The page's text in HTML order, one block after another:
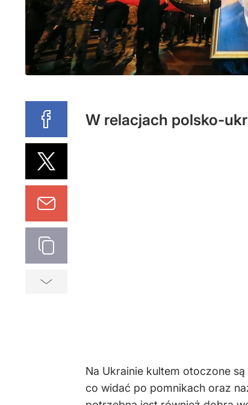
W relacjach polsko-
Na Ukrainie kultem otoczone
co widać po pomnikach oraz